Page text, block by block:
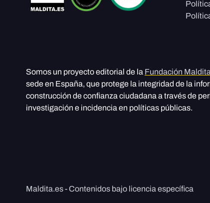
Somos un proyecto editorial de la Fundación
sede en España, que protege la integridad de la
construcción de confianza ciudadana a través de
investigación e incidencia en políticas públicas.
Maldita.es - Contenidos bajo licencia específica